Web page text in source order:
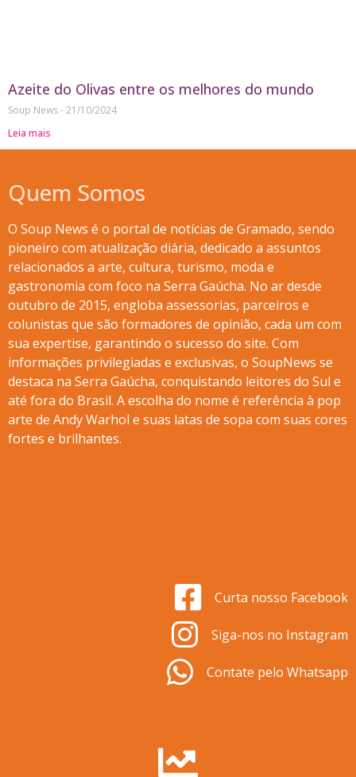
Azeite do Olivas entre os melhores do mundo
Soup News 21/10/2024
Leia mais
Quem Somos
O Soup News é o portal de notícias de Gramado, sendo
pioneiro com atualização diária, dedicado a assuntos
relacionados a arte, cultura, turismo, moda e
gastronomia com foco na Serra Gaúcha. No ar desde
outubro de 2015, engloba assessorias, parceiros e
colunistas que são formadores de opinião, cada um com
sua expertise, garantindo o sucesso do site. Com
informações privilegiadas e exclusivas, o SoupNews se
destaca na Serra Gaúcha, conquistando leitores do Sul e
até fora do Brasil. A escolha do nome é referência à pop
arte de Andy Warhol e suas latas de sopa com suas cores
fortes e brilhantes.
Curta nosso Facebook
Siga-nos no Instagram
Contate pelo Whatsapp